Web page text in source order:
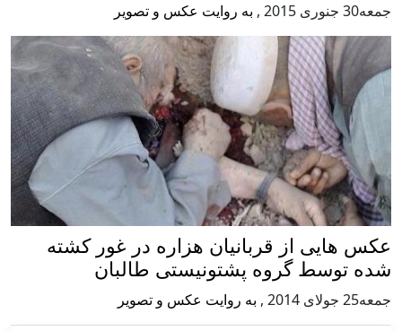
جمعه30 جنوری 2015 , به روایت عکس و تصویر
عکس هایی از قربانیان هزاره در غور کشته
شده توسط گروه پشتونیستی طالبان
جمعه25 جولای 2014 , به روایت عکس و تصویر